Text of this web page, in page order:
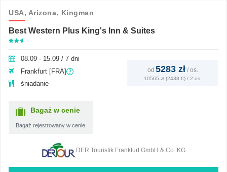
USA, Arizona, Kingman
Best Western Plus King's Inn & Suites
08.09 - 15.09 / 7 dni
Frankfurt [FRA]
śniadanie
Bagaż w cenie
Bagaż rejestrowany w cenie.
od 5283 zł / os.
10565 zł (2438 €) / 2 os.
DER Touristik Frankfurt GmbH & Co. KG